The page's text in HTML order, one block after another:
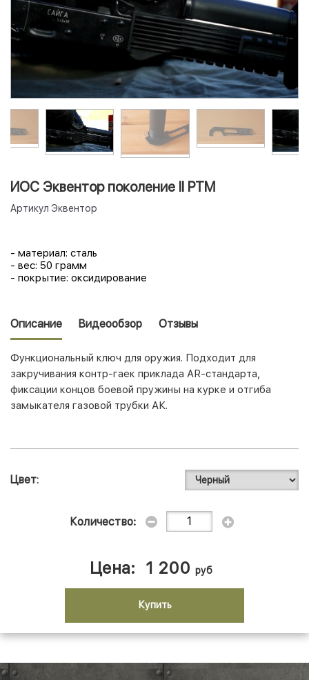
ИОС Эквентор поколение II РТМ
Артикул Эквентор
- материал: сталь
- вес: 50 грамм
- покрытие: оксидирование
Описание Видеообзор Отзывы
Функциональный ключ для оружия. Подходит для
закручивания контр-гаек приклада AR-стандарта,
фиксации концов боевой пружины на курке и отгиба
замыкателя газовой трубки АК.
Цвет
Количество:
Цена: 1 200 руб
Купить